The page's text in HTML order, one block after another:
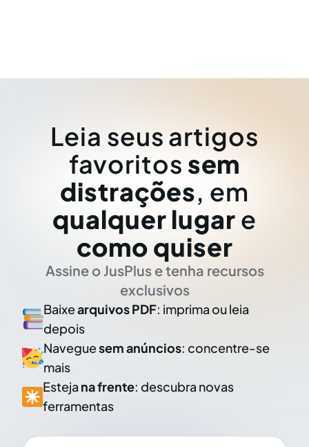
Leia seus artigos
favoritos sem
distrações, em
qualquer lugar e
como quiser
Assine o JusPlus e tenha recursos
exclusivos
Baixearquivos PDF: imprima ou leia
depois
Naveguesem anúncios: concentre-se
mais
Esteja na frente: descubra novas
ferramentas